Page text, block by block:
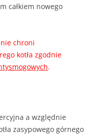
całkiem nowego
chroni
kotła zgodnie
.
a względnie
zasypowego górnego